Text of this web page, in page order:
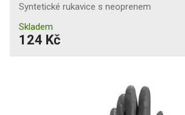
Syntetické rukavice s neoprenem
Skladem
124 Kč